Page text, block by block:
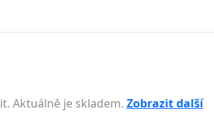
Aktuálně je skladem. Zobrazit další